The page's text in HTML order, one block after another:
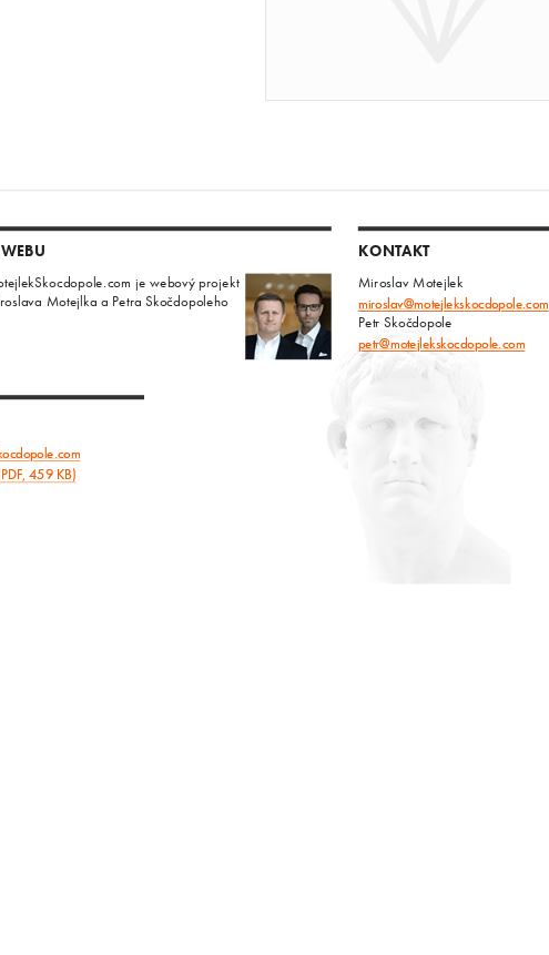
je webový projekt
Motejlka a Petra Skočdopoleho
KONTAKT
Miroslav Motejlek
miroslav@motejlekskocdopole.com
Petr Skočdopole
petr@motejlekskocdopole.com
459 KB)